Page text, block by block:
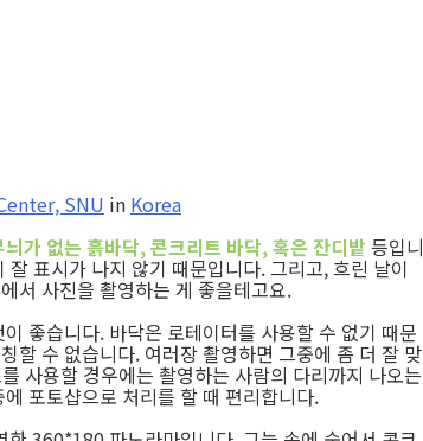
SNU in Korea
늬가 없는 흙바닥, 콘크리트 바닥, 혹은 잔디밭 등입니
표시가 나지 않기 때문입니다. 그리고, 흐린 날이
에서 사진을 촬영하는 게 좋을테고요.
이 좋습니다. 바닥은 로테이터를 사용할 수 없기 때문
할 수 없습니다. 여러장 촬영하면 그중에 좀 더 잘 맞
사용할 경우에는 촬영하는 사람의 다리까지 나오는
포토샵으로 처리를 할 때 편리합니다.